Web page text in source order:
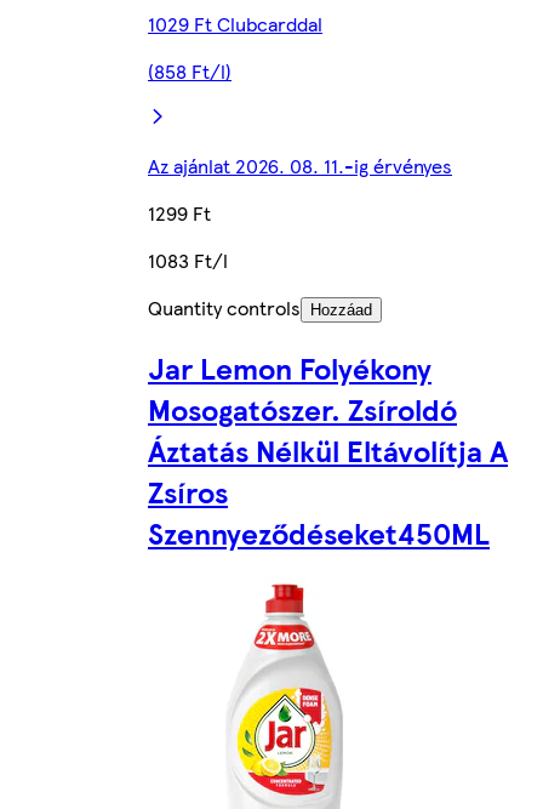
1029 Ft Clubcarddal
(858 Ft/l)
Az ajánlat 2026. 08. 11.-ig érvényes
1299 Ft
1083 Ft/l
Quantity controls
Hozzáad
Jar Lemon Folyékony
Mosogatószer. Zsíroldó
Áztatás Nélkül Eltávolítja A
Zsíros
Szennyeződéseket450ML